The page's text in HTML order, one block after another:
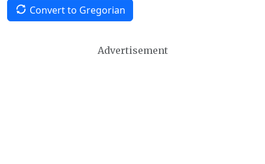
Convert to Gregorian
Advertisement